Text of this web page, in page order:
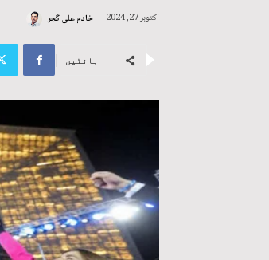
اکتوبر 27, 2024 خادم علی گجر
بانٹیں